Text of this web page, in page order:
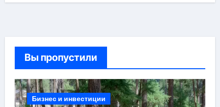
Вы пропустили
Бизнес и инвестиции